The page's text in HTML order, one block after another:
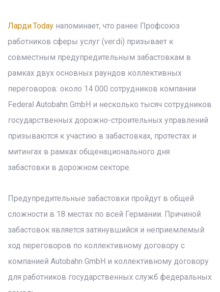
Ларди.Today напоминает, что ранее Профсоюз
работников сферы услуг (ver.di) призывает к
совместным предупредительным забастовкам в
рамках двух основных раундов коллективных
переговоров: около 14 000 сотрудников компании
Federal Autobahn GmbH и несколько тысяч сотрудников
государственных дорожно-строительных управлений
призываются к участию в забастовках, протестах и
митингах в рамках общенационального дня
забастовки в дорожном секторе.
Предупредительные забастовки пройдут в общей
сложности в 18 местах по всей Германии. Причиной
забастовок является затянувшийся и неприемлемый
ход переговоров по коллективному договору с
компанией Autobahn GmbH и коллективному договору
для работников государственных служб федеральных